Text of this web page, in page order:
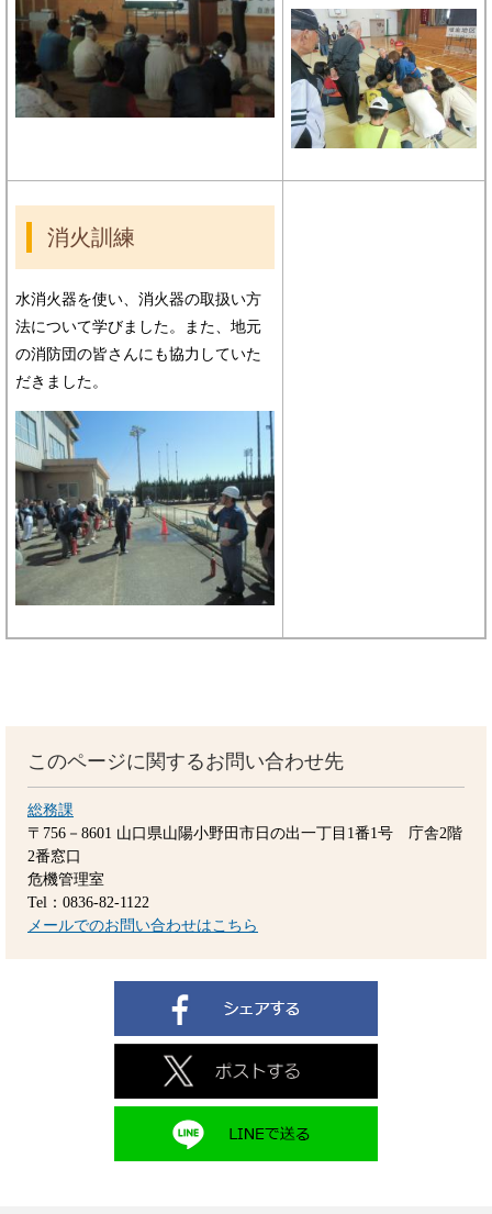
消火訓練
水消火器を使い、消火器の取扱い方
法について学びました。また、地元
の消防団の皆さんにも協力していた
だきました。
このページに関するお問い合わせ先
総務課
〒756－8601 山口県山陽小野田市日の出一丁目1番1号 庁舎2階
2番窓口
危機管理室
Tel：0836-82-1122
メールでのお問い合わせはこちら